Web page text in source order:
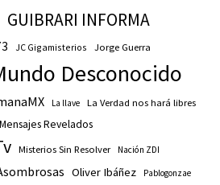
GUIBRARI INFORMA
JC Gigamisterios Jorge Guerra
Desconocido
La llave La Verdad nos hará libres
Mensajes Revelados
Misterios Sin Resolver Nación ZDI
Oliver Ibáñez Pablogonzae